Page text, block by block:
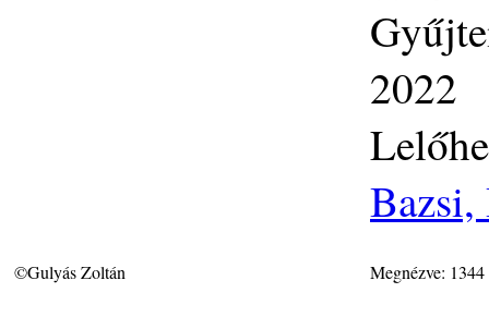
2022
©Gulyás Zoltán Megnézve: